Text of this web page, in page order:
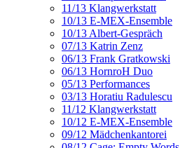
11/13 Klangwerkstatt
10/13 E-MEX-Ensemble
10/13 Albert-Gespräch
07/13 Katrin Zenz
06/13 Frank Gratkowski
06/13 HornroH Duo
05/13 Performances
03/13 Horatiu Radulescu
11/12 Klangwerkstatt
10/12 E-MEX-Ensemble
09/12 Mädchenkantorei